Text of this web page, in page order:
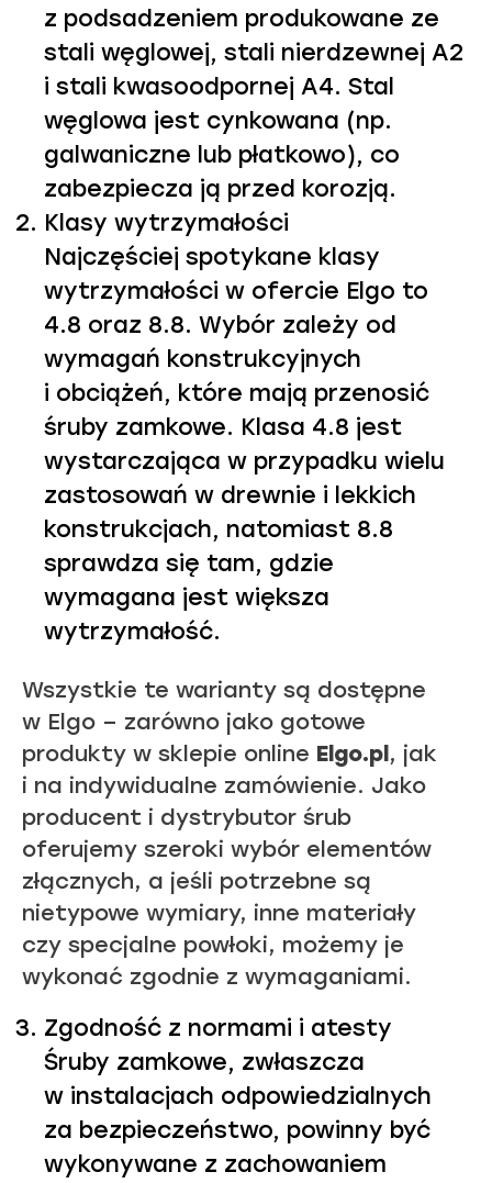
z podsadzeniem produkowane ze
stali węglowej, stali nierdzewnej A2
i stali kwasoodpornej A4. Stal
węglowa jest cynkowana (np.
galwaniczne lub płatkowo), co
zabezpiecza ją przed korozją.
Klasy wytrzymałości
Najczęściej spotykane klasy
wytrzymałości w ofercie Elgo to
4.8 oraz 8.8. Wybór zależy od
wymagań konstrukcyjnych
i obciążeń, które mają przenosić
śruby zamkowe. Klasa 4.8 jest
wystarczająca w przypadku wielu
zastosowań w drewnie i lekkich
konstrukcjach, natomiast 8.8
sprawdza się tam, gdzie
wymagana jest większa
wytrzymałość.
Wszystkie te warianty są dostępne
w Elgo – zarówno jako gotowe
produkty w sklepie online Elgo.pl, jak
i na indywidualne zamówienie. Jako
producent i dystrybutor śrub
oferujemy szeroki wybór elementów
złącznych, a jeśli potrzebne są
nietypowe wymiary, inne materiały
czy specjalne powłoki, możemy je
wykonać zgodnie z wymaganiami.
Zgodność z normami i atesty
Śruby zamkowe, zwłaszcza
w instalacjach odpowiedzialnych
za bezpieczeństwo, powinny być
wykonywane z zachowaniem